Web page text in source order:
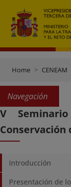
Home CENEAM
Navegación
V
Conservación
Introducción
Presentación de